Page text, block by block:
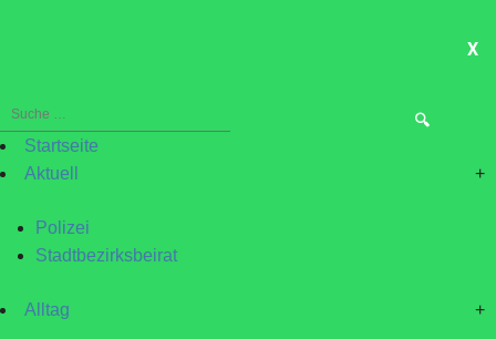
X
Suche
nach:Startseite
Aktuell
+
Polizei
Stadtbezirksbeirat
Alltag +